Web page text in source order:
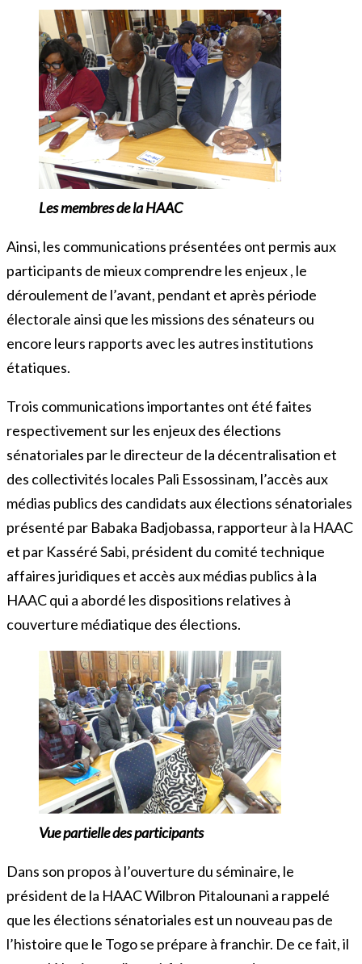
Les membres de la HAAC
Ainsi, les communications présentées ont permis aux
participants de mieux comprendre les enjeux , le
déroulement de l’avant, pendant et après période
électorale ainsi que les missions des sénateurs ou
encore leurs rapports avec les autres institutions
étatiques.
Trois communications importantes ont été faites
respectivement sur les enjeux des élections
sénatoriales par le directeur de la décentralisation et
des collectivités locales Pali Essossinam, l’accès aux
médias publics des candidats aux élections sénatoriales
présenté par Babaka Badjobassa, rapporteur à la HAAC
et par Kasséré Sabi, président du comité technique
affaires juridiques et accès aux médias publics à la
HAAC qui a abordé les dispositions relatives à
couverture médiatique des élections.
Vue partielle des participants
Dans son propos à l’ouverture du séminaire, le
président de la HAAC Wilbron Pitalounani a rappelé
que les élections sénatoriales est un nouveau pas de
l’histoire que le Togo se prépare à franchir. De ce fait, il